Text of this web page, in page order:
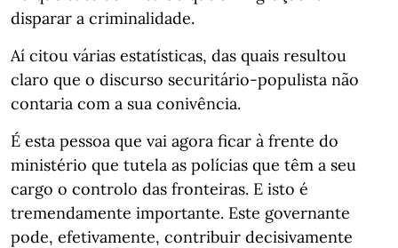
disparar a criminalidade.
Aí citou várias estatísticas, das quais resultou
claro que o discurso securitário-populista não
contaria com a sua conivência.
É esta pessoa que vai agora ficar à frente do
ministério que tutela as polícias que têm a seu
cargo o controlo das fronteiras. E isto é
tremendamente importante. Este governante
pode, efetivamente, contribuir decisivamente